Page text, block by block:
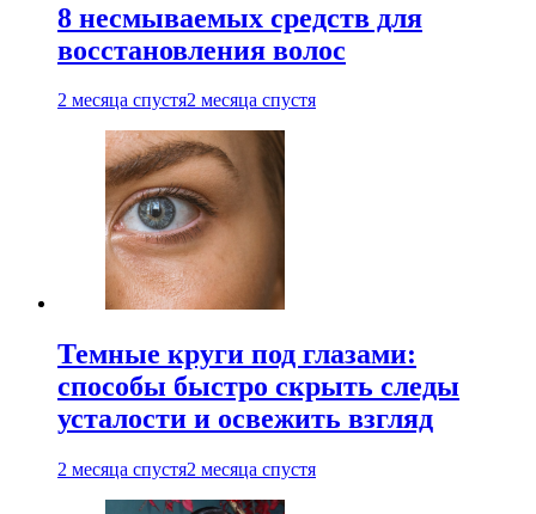
8 несмываемых средств для
восстановления волос
2 месяца спустя2 месяца спустя
Темные круги под глазами:
способы быстро скрыть следы
усталости и освежить взгляд
2 месяца спустя2 месяца спустя